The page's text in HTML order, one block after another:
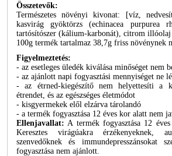
Összetevők:
Természetes növényi kivonat: [víz,
kasvirág gyöktörzs (echinacea purpurea
tartósítószer (kálium-karbonát), citrom
100g termék tartalmaz 38,7g friss növénynek
Figyelmeztetés:
- az esetleges üledék kiválása minőséget nem
- az ajánlott napi fogyasztási mennyiséget ne
- az étrned-kiegészítő nem helyettesíti a
étrendet, és az egészséges életmódot
- kisgyermekek elől elzárva tárolandó
- a termék fogyasztása 12 éves kor alatt nem
Ellenjavallat: A termék fogyasztása 12
Keresztes virágúakra érzékenyeknek,
szenvedőknek és immundepresszánsokat
fogyasztása nem ajánlott.